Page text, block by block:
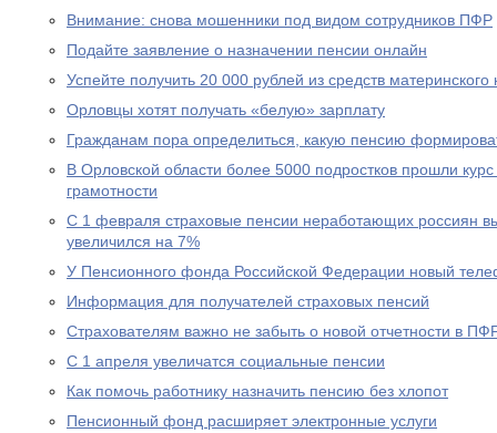
Внимание: снова мошенники под видом сотрудников ПФР
Подайте заявление о назначении пенсии онлайн
Успейте получить 20 000 рублей из средств материнского
Орловцы хотят получать «белую» зарплату
Гражданам пора определиться, какую пенсию
В Орловской области более 5000 подростков прошли
грамотности
С 1 февраля страховые пенсии неработающих россиян
увеличился на 7%
У Пенсионного фонда Российской Федерации новый
Информация для получателей страховых пенсий
Страхователям важно не забыть о новой отчетности в
С 1 апреля увеличатся социальные пенсии
Как помочь работнику назначить пенсию без хлопот
Пенсионный фонд расширяет электронные услуги